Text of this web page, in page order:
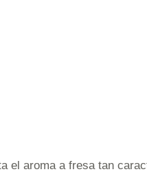
el aroma a fresa tan